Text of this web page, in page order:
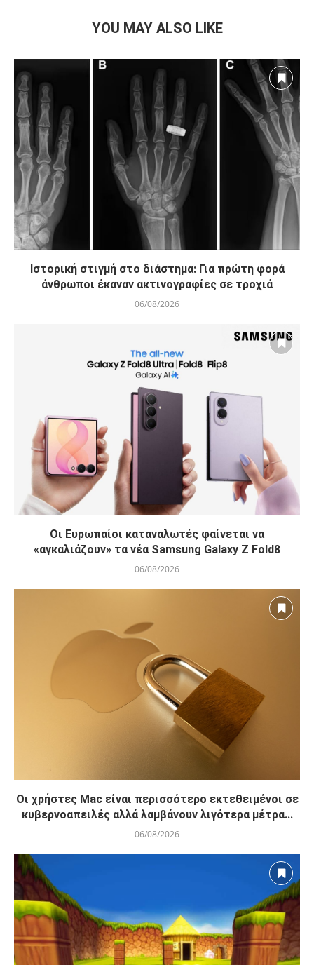
YOU MAY ALSO LIKE
Ιστορική στιγμή στο διάστημα: Για πρώτη φορά
άνθρωποι έκαναν ακτινογραφίες σε τροχιά
06/08/2026
Οι Ευρωπαίοι καταναλωτές φαίνεται να
«αγκαλιάζουν» τα νέα Samsung Galaxy Z Fold8
06/08/2026
Οι χρήστες Mac είναι περισσότερο εκτεθειμένοι σε
κυβερνοαπειλές αλλά λαμβάνουν λιγότερα μέτρα...
06/08/2026